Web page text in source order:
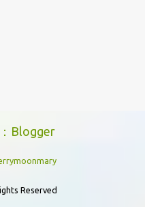
Blogger
Reserved